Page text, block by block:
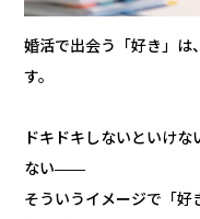
婚活で出会う「好き」は
す。
ドキドキしないといけ
ない——
そういうイメージで「好